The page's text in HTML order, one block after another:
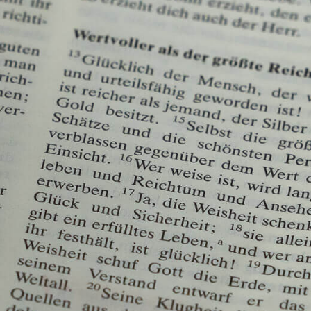
Bibel lesen. Bibelstudium alleine oder